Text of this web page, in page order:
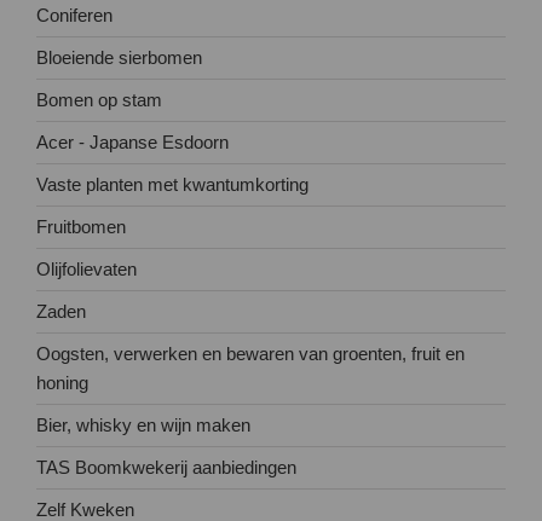
Coniferen
Bloeiende sierbomen
Bomen op stam
Acer - Japanse Esdoorn
Vaste planten met kwantumkorting
Fruitbomen
Olijfolievaten
Zaden
Oogsten, verwerken en bewaren van groenten, fruit en
honing
Bier, whisky en wijn maken
TAS Boomkwekerij aanbiedingen
Zelf Kweken